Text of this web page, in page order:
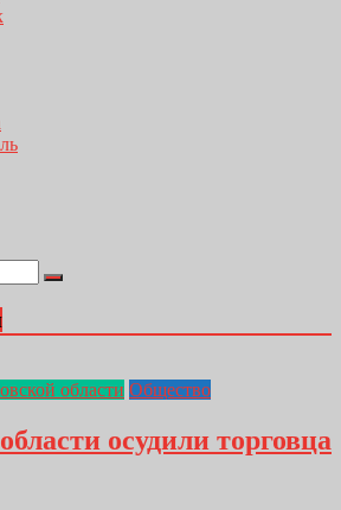
области Общество
осудили торговца